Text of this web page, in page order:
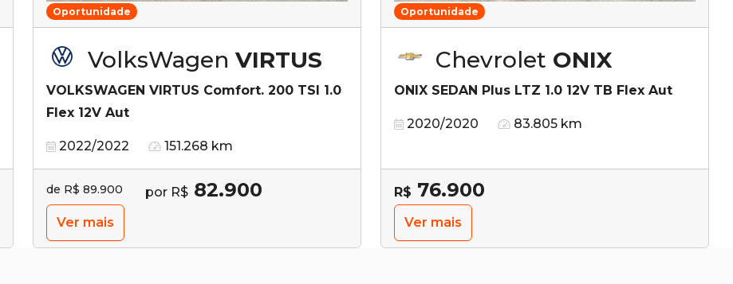
Oportunidade
VolksWagen VIRTUS
VOLKSWAGEN VIRTUS Comfort. 200 TSI 1.0
Flex 12V Aut
2022/2022 151.268 km
de R$ 89.900 por R$ 82.900
Ver mais
Oportunidade
Chevrolet ONIX
ONIX SEDAN Plus LTZ 1.0 12V TB Flex Aut
2020/2020 83.805 km
R$ 76.900
Ver mais